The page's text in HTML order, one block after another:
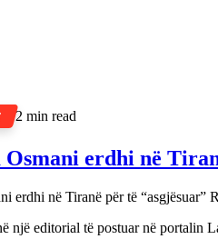
2 min read
erdhi në
një editorial të postuar në portalin